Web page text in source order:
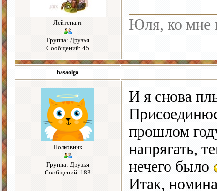
Лейтенант
Группа: Друзья
Сообщений: 45
Юля, ко мне
hasaolga
Полковник
Группа: Друзья
Сообщений: 183
И я снова
прошлом
напрягать,
нечего было
Итак,